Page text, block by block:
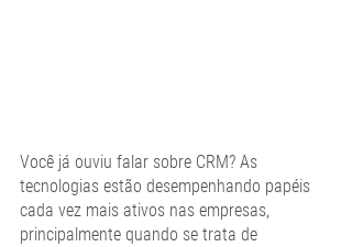
Você já ouviu falar sobre CRM? As
tecnologias estão desempenhando papéis
cada vez mais ativos nas empresas,
principalmente quando se trata de